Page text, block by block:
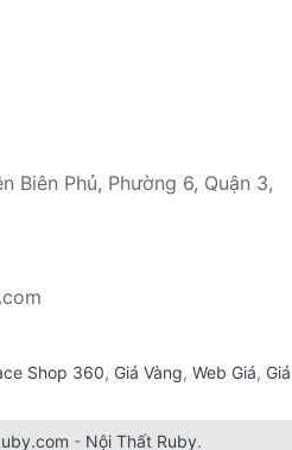
Biên Phủ, Phường 6, Quận 3,
Shop 360, Giá Vàng, Web Giá, Giá
- Nội Thất Ruby.